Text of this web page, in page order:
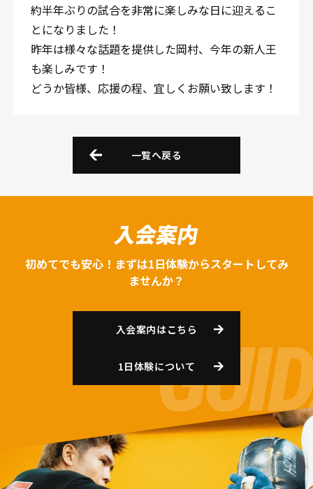
約半年ぶりの試合を非常に楽しみな日に迎えるこ
とになりました！
昨年は様々な話題を提供した岡村、今年の新人王
も楽しみです！
どうか皆様、応援の程、宜しくお願い致します！
一覧へ戻る
入会案内
初めてでも安心！まずは1日体験からスタートしてみ
ませんか？
入会案内はこちら
1日体験について